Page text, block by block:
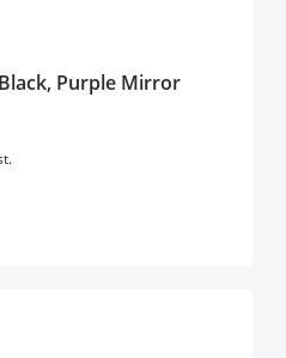
Purple Mirror